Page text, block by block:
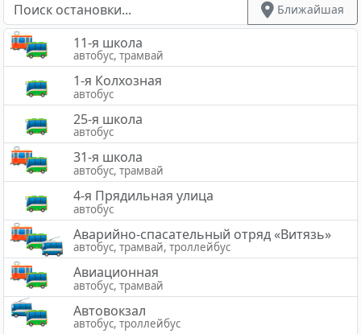
Ближайшая
11-я школа
автобус, трамвай
1-я Колхозная
автобус
25-я школа
автобус
31-я школа
автобус, трамвай
4-я Прядильная улица
автобус
Аварийно-спасательный отряд «Витязь»
автобус, трамвай, троллейбус
Авиационная
автобус, трамвай
Автовокзал
автобус, троллейбус